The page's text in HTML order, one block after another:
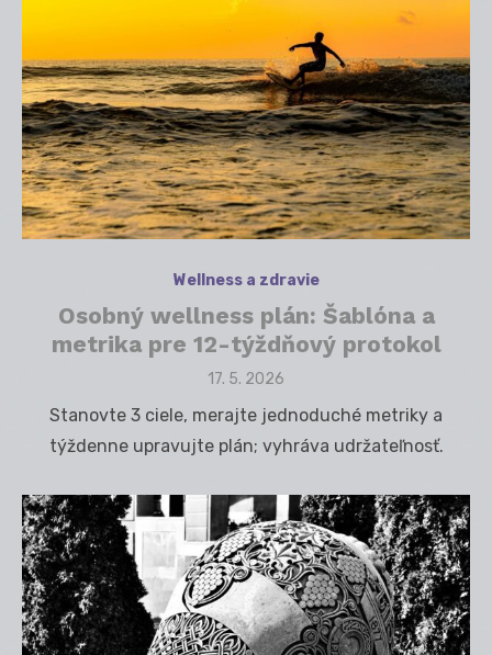
Wellness a zdravie
Osobný wellness plán: Šablóna a
metrika pre 12-týždňový protokol
Posted
17. 5. 2026
Stanovte 3 ciele, merajte jednoduché metriky a
týždenne upravujte plán; vyhráva udržateľnosť.